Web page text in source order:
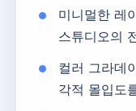
미니멀한 레
스튜디오의
컬러 그라데
각적 몰입도